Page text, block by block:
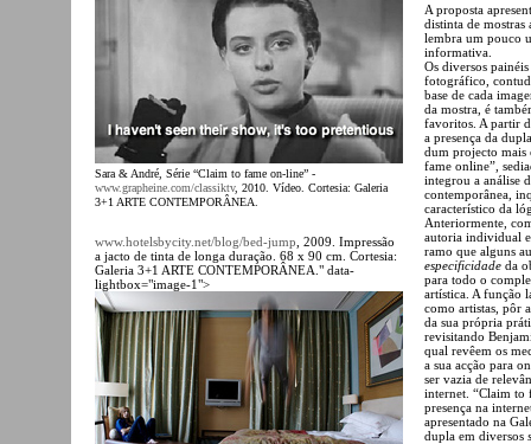
Sara & André, Série “Claim to fame on-line” -
www.grapheine.com/classiktv, 2010. Vídeo. Cortesia: Galeria
3+1 ARTE CONTEMPORÂNEA.
www.hotelsbycity.net/blog/bed-jump , 2009. Impressão
a jacto de tinta de longa duração. 68 x 90 cm. Cortesia:
Galeria 3+1 ARTE CONTEMPORÂNEA." data-
lightbox="image-1">
A proposta
distinta de
lembra um pouco
informativa.
Os diversos
fotográfico,
base de cada
da mostra, é
favoritos. A partir
a presença da
dum projecto mais
fame online”,
integrou a análise
contemporânea,
característico da
Anteriormente,
autoria individual
ramo que alguns
especificidade da
para todo o
artística. A função
como artistas, pôr
da sua própria
revisitando
qual revêem os
a sua acção para
ser vazia de
internet. “Claim to
presença na
apresentado na
dupla em diversos